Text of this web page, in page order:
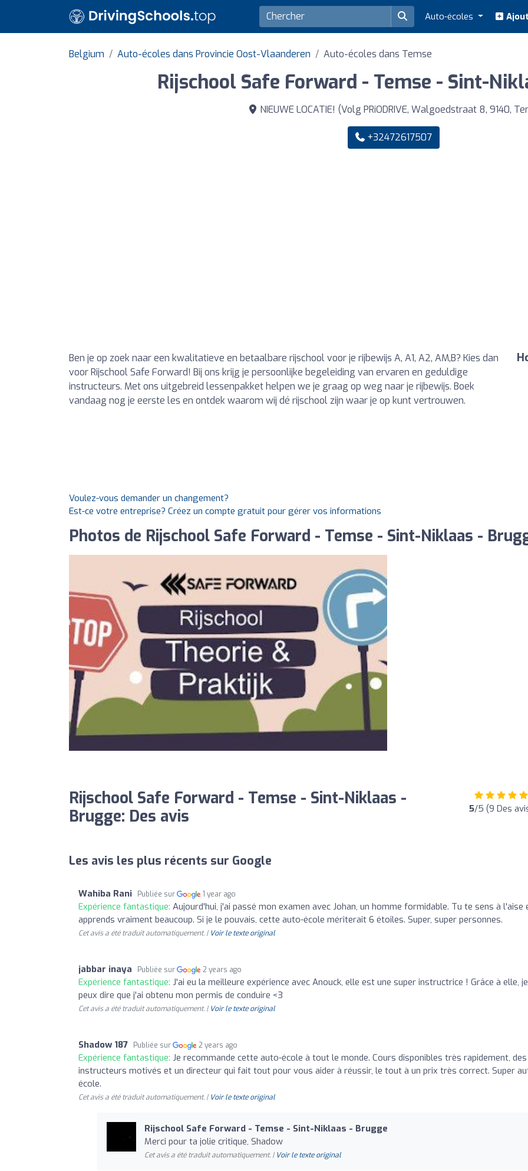
Auto-écoles
Belgium Auto-écoles dans Provincie Oost-Vlaanderen Auto-écoles dans Temse
Rijschool Safe Forward - Temse - Sint-
NIEUWE LOCATIE! (Volg PRiODRIVE, Walgoedstraat 8, 9140,
+32472617507
Ben je op zoek naar een kwalitatieve en betaalbare rijschool voor je rijbewijs A, A1, A2, AM,B? Kies dan
voor Rijschool Safe Forward! Bij ons krijg je persoonlijke begeleiding van ervaren en geduldige
instructeurs. Met ons uitgebreid lessenpakket helpen we je graag op weg naar je rijbewijs. Boek
vandaag nog je eerste les en ontdek waarom wij dé rijschool zijn waar je op kunt vertrouwen.
Voulez-vous demander un changement?
Est-ce votre entreprise? Créez un compte gratuit pour gérer vos informations
Photos de Rijschool Safe Forward - Temse - Sint-Niklaas -
Rijschool Safe Forward - Temse - Sint-Niklaas -
Brugge: Des avis
5/5 (9 Des
Les avis les plus récents sur Google
Wahiba Rani Publiée sur 1 year ago
Expérience fantastique: Aujourd'hui, j'ai passé mon examen avec Johan, un homme formidable. Tu te sens à l'aise
apprends vraiment beaucoup. Si je le pouvais, cette auto-école mériterait 6 étoiles. Super, super personnes.
Cet avis a été traduit automatiquement. | Voir le texte original
jabbar inaya Publiée sur 2 years ago
Expérience fantastique: J'ai eu la meilleure expérience avec Anouck, elle est une super instructrice ! Grâce à elle, je
peux dire que j'ai obtenu mon permis de conduire <3
Cet avis a été traduit automatiquement. | Voir le texte original
Shadow 187 Publiée sur 2 years ago
Expérience fantastique: Je recommande cette auto-école à tout le monde. Cours disponibles très rapidement, des
instructeurs motivés et un directeur qui fait tout pour vous aider à réussir, le tout à un prix très correct. Super
école.
Cet avis a été traduit automatiquement. | Voir le texte original
Rijschool Safe Forward - Temse - Sint-Niklaas - Brugge
Merci pour ta jolie critique, Shadow
Cet avis a été traduit automatiquement. | Voir le texte original